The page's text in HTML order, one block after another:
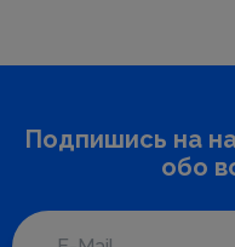
Подпишись на
обо